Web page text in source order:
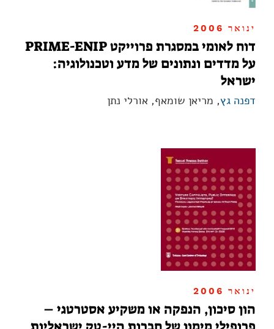
ינואר 2006
דוח לאומי במסגרת פרוייקט PRIME-ENIP
על מדדים ונתונים של מדע וטכנולוגיה:
ישראל
דפנה גץ, מריאן שומאף, אורלי נתן
ינואר 2006
הון סיכון, הנפקה או משקיע אסטרטגי –